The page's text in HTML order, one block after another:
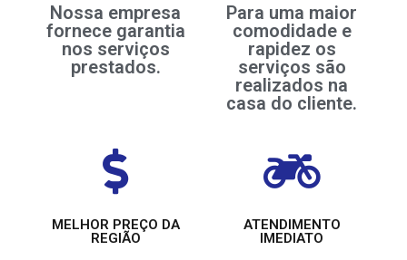
Nossa empresa
fornece garantia
nos serviços
prestados.
Para uma maior
comodidade e
rapidez os
serviços são
realizados na
casa do cliente.
MELHOR PREÇO DA
REGIÃO
ATENDIMENTO
IMEDIATO